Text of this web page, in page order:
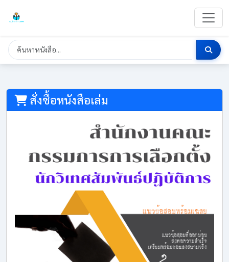
สั่งซื้อหนังสือเล่ม